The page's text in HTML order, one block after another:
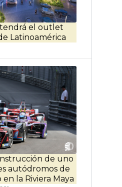
tendrá el outlet
Latinoamérica
de uno
autódromos de
la Riviera Maya